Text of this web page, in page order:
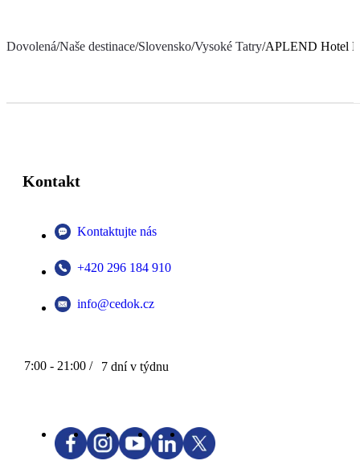
Dovolená/Naše destinace/Slovensko/Vysoké Tatry/APLEND Hotel
Kontakt
Kontaktujte nás
+420 296 184 910
info@cedok.cz
7:00 - 21:00 / 7 dní v týdnu